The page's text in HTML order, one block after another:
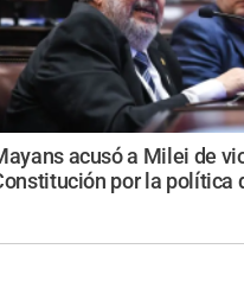
acusó a Milei de
por la política